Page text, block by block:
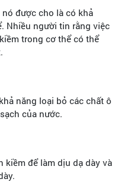
được cho là có khả
Nhiều người tin rằng việc
trong cơ thể có thể
năng loại bỏ các chất ô
của nước.
để làm dịu dạ dày và